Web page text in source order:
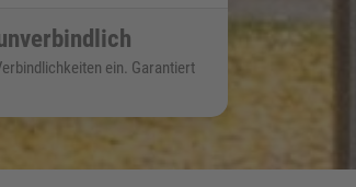
ein. Garantiert